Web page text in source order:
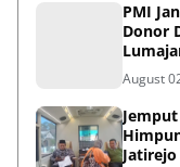
PMI
Donor
August